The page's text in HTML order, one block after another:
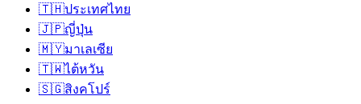
🇹🇭ประเทศไทย
🇯🇵ญี่ปุ่น
🇲🇾มาเลเซีย
🇹🇼ไต้หวัน
🇸🇬สิงคโปร์